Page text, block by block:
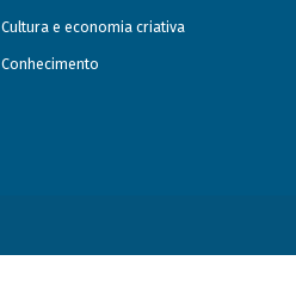
Cultura e economia criativa
Conhecimento